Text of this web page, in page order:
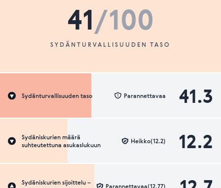
41/100
SYDÄNTURVALLISUUDEN TASO
Sydänturvallisuuden taso 41.3
Parannettavaa
Sydäniskurien määrä
suhteutettuna asukaslukuun
12.2
Heikko(12.2)
Sydäniskurien sijoittelu –
Parannettavaa(12.77)